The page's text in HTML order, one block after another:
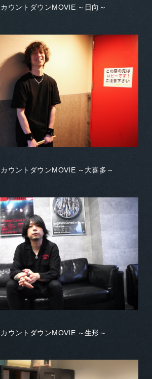
ウントダウンMOVIE ～日向～
ウントダウンMOVIE ～大喜多～
ウントダウンMOVIE ～生形～